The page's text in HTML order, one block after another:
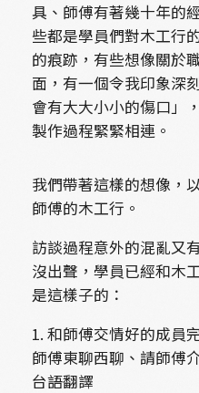
具、師傅有著幾十年的
些都是學員們對木工行
的痕跡，有些想像關於
面，有一個令我印象深
會有大大小小的傷口」
製作過程緊緊相連。
我們帶著這樣的想像，
師傅的木工行。
訪談過程意外的混亂又
沒出聲，學員已經和木
是這樣子的：
1. 和師傅交情好的成員
師傅東聊西聊、請師傅
台語翻譯